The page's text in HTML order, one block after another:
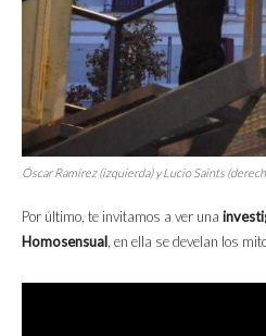
Óscar Ramírez (izquierda)y Lucio Saints
Por último, te invitamos a ver una
Homosensual , en ella se develan los